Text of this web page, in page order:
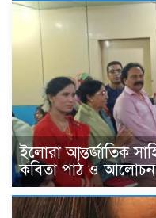
ইলোরা আন্তর্জাতিক
কবিতা পাঠ ও